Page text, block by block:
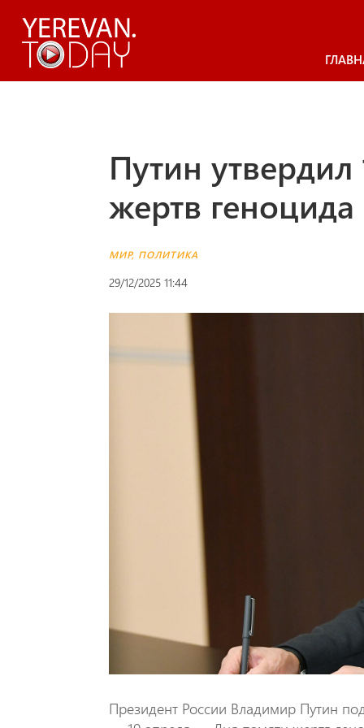
Путин
жертв геноцида
МИР, ПОЛИТИКА
29/12/2025 11:44
Президент России Владимир Путин